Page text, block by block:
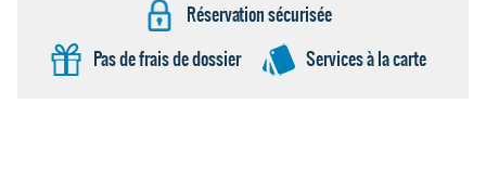
Réservation sécurisée
Pas de frais de dossier
Services à la carte